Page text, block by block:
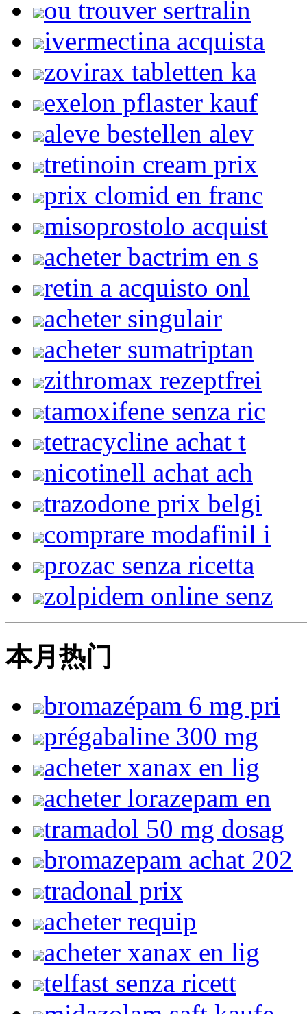
ou trouver sertralin
ivermectina acquista
zovirax tabletten ka
exelon pflaster kauf
aleve bestellen alev
tretinoin cream prix
prix clomid en franc
misoprostolo acquist
acheter bactrim en s
retin a acquisto onl
acheter singulair
acheter sumatriptan
zithromax rezeptfrei
tamoxifene senza ric
tetracycline achat t
nicotinell achat ach
trazodone prix belgi
comprare modafinil i
prozac senza ricetta
zolpidem online senz
本月热门
bromazépam 6 mg pri
prégabaline 300 mg
acheter xanax en lig
acheter lorazepam en
tramadol 50 mg dosag
bromazepam achat 202
tradonal prix
acheter requip
acheter xanax en lig
telfast senza ricett